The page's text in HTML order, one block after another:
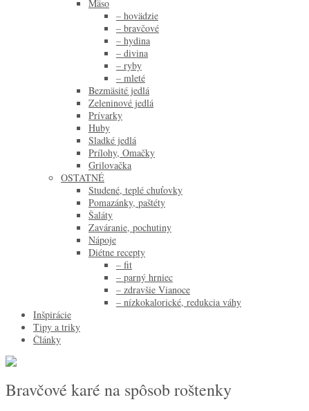
Mäso
– hovädzie
– bravčové
– hydina
– divina
– ryby
– mleté
Bezmäsité jedlá
Zeleninové jedlá
Prívarky
Huby
Sladké jedlá
Prílohy, Omačky
Grilovačka
OSTATNÉ
Studené, teplé chuťovky
Pomazánky, paštéty
Šaláty
Zaváranie, pochutiny
Nápoje
Diétne recepty
– fit
– parný hrniec
– zdravšie Vianoce
– nízkokalorické, redukcia váhy
Inšpirácie
Tipy a triky
Články
Bravčové karé na spôsob roštenky